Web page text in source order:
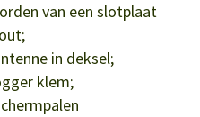
van een slotplaat
in deksel;
klem;